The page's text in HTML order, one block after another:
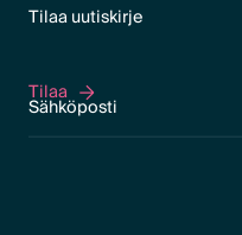
Tilaa uutiskirje
Tilaa
Tilaa